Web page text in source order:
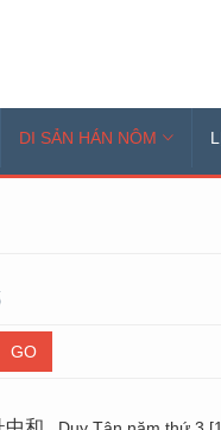
DI SẢN HÁN NÔM